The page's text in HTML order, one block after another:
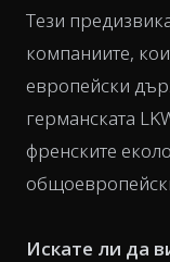
Тези
компаниите,
европейски
германската
френските
Искате ли да